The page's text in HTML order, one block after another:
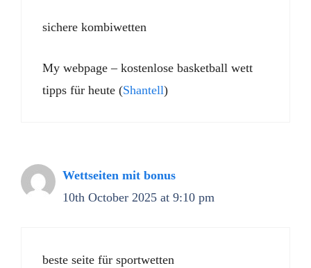
sichere kombiwetten
My webpage – kostenlose basketball wett
tipps für heute (Shantell)
Wettseiten mit bonus
10th October 2025 at 9:10 pm
beste seite für sportwetten